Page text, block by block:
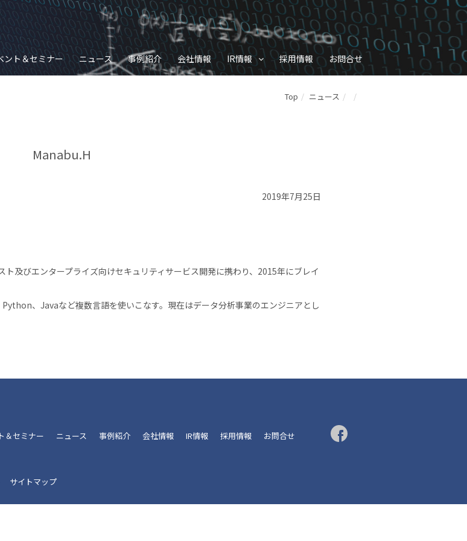
ント＆セミナー ニュース 事例紹介 会社情報 IR情報 採用情報 お問合せ
Top ニュース
Manabu.H
2019年7月25日
及びエンタープライズ向けセキュリティサービス開発に携わり、2015年にブレイ
、Javaなど複数言語を使いこなす。現在はデータ分析事業のエンジニアとし
＆セミナー ニュース 事例紹介 会社情報 IR情報 採用情報 お問合せ
サイトマップ